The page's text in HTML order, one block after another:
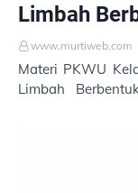
Limbah
www.murtiweb.com
Materi PKWU
Limbah